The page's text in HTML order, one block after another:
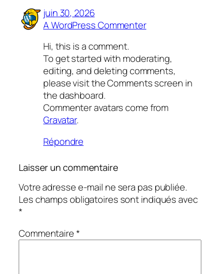
juin 30, 2026
A WordPress Commenter
Hi, this is a comment.
To get started with moderating,
editing, and deleting comments,
please visit the Comments screen in
the dashboard.
Commenter avatars come from
Gravatar.
Répondre
Laisser un commentaire
Votre adresse e-mail ne sera pas publiée.
Les champs obligatoires sont indiqués avec
*
Commentaire*